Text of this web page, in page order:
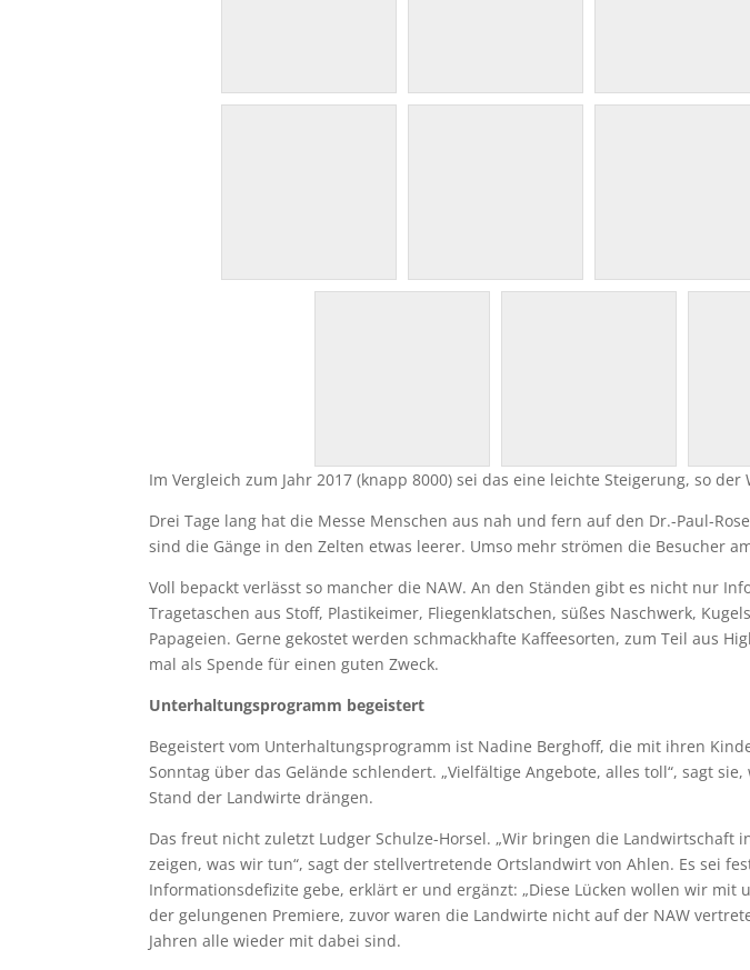
Im Vergleich zum Jahr 2017 (knapp 8000) sei das eine leichte Steigerung, so der
Drei Tage lang hat die Messe Menschen aus nah und fern auf den Dr.-Paul-
sind die Gänge in den Zelten etwas leerer. Umso mehr strömen die Besucher
Voll bepackt verlässt so mancher die NAW. An den Ständen gibt es nicht nur
Tragetaschen aus Stoff, Plastikeimer, Fliegenklatschen, süßes Naschwerk,
Papageien. Gerne gekostet werden schmackhafte Kaffeesorten, zum Teil aus
mal als Spende für einen guten Zweck.
Unterhaltungsprogramm begeistert
Begeistert vom Unterhaltungsprogramm ist Nadine Berghoff, die mit ihren
Sonntag über das Gelände schlendert. „Vielfältige Angebote, alles toll“, sagt
Stand der Landwirte drängen.
Das freut nicht zuletzt Ludger Schulze-Horsel. „Wir bringen die Landwirtschaft
zeigen, was wir tun“, sagt der stellvertretende Ortslandwirt von Ahlen. Es sei
Informationsdefizite gebe, erklärt er und ergänzt: „Diese Lücken wollen wir mit
der gelungenen Premiere, zuvor waren die Landwirte nicht auf der NAW
Jahren alle wieder mit dabei sind.